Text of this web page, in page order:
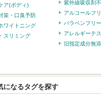
ア(ボディ)
策・口臭予防
ワイトニング
スリミング
紫外線吸収剤
アルコールフ
パラベンフリー
アレルギーテ
旧指定成分無
になるタグを探す